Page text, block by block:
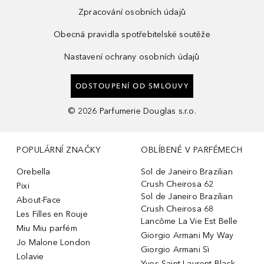
Zpracování osobních údajů
Obecná pravidla spotřebitelské soutěže
Nastavení ochrany osobních údajů
ODSTOUPENÍ OD SMLOUVY
© 2026 Parfumerie Douglas s.r.o.
POPULÁRNÍ ZNAČKY
Orebella
Pixi
About-Face
Les Filles en Rouje
Miu Miu parfém
Jo Malone London
Lolavie
OBLÍBENÉ V PARFÉMECH
Sol de Janeiro Brazilian
Crush Cheirosa 62
Sol de Janeiro Brazilian
Crush Cheirosa 68
Lancôme La Vie Est Belle
Giorgio Armani My Way
Giorgio Armani Sì